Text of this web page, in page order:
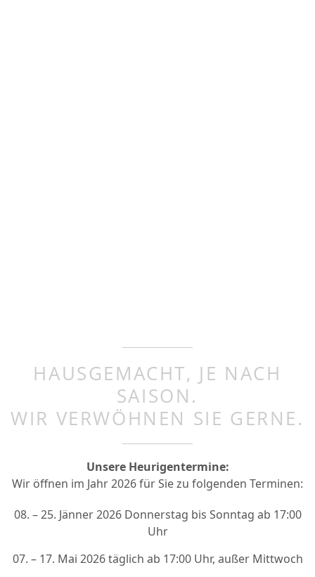
HAUSGEMACHT, JE NACH
SAISON.
WIR VERWÖHNEN SIE GERNE.
Unsere Heurigentermine:
Wir öffnen im Jahr 2026 für Sie zu folgenden Terminen:
08. – 25. Jänner 2026 Donnerstag bis Sonntag ab 17:00
Uhr
07. – 17. Mai 2026 täglich ab 17:00 Uhr, außer Mittwoch